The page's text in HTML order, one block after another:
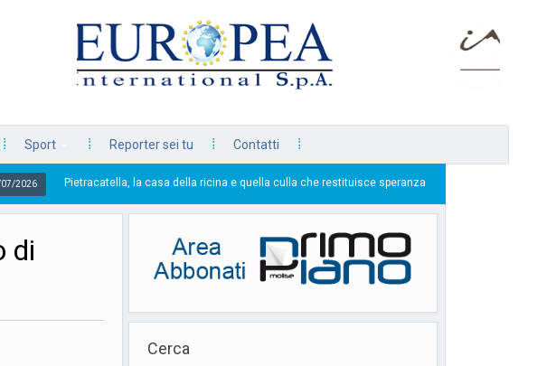
Sport Reporter sei tu Contatti
la casa della ricina e quella culla che restituisce speranza 26/07/2026
di
Cerca